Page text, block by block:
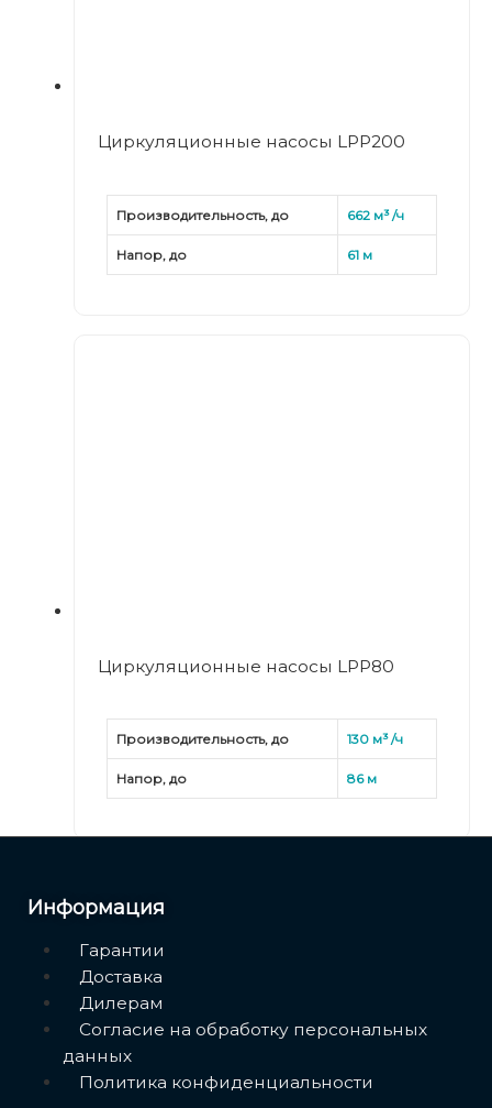
Циркуляционные насосы LPP200
Производительность, до 662 м³ /ч
Напор, до 61 м
Циркуляционные насосы LPP80
Производительность, до 130 м³ /ч
Напор, до 86 м
Информация
Меню
Гарантии
Доставка
Дилерам
Согласие на обработку персональных
данных
Политика конфиденциальности